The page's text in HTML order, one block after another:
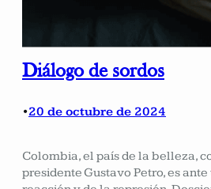
Diálogo de sordos
•20 de octubre de 2024
Colombia, el país de la belleza,
presidente Gustavo Petro, es